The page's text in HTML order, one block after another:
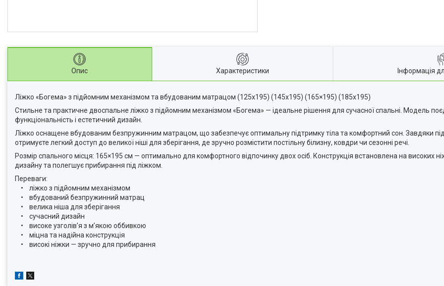
Опис Характеристики Інформація
Ліжко «Богема» з підйомним механізмом та вбудованим матрацом (125х195) (145х195) (165×195) (185х195)
Стильне та практичне двоспальне ліжко з підйомним механізмом «Богема» — ідеальне рішення для сучасної спальні. Модель
функціональність і естетичний дизайн.
Ліжко оснащене вбудованим безпружинним матрацом, що забезпечує оптимальну підтримку тіла та комфортний сон. Завдяки
отримуєте легкий доступ до великої ніші для зберігання, де зручно розмістити постільну білизну, ковдри чи сезонні речі.
Розмір спального місця: 165×195 см — оптимально для комфортного відпочинку двох осіб. Конструкція встановлена на високих
дизайну та полегшує прибирання під ліжком.
Переваги:
• ліжко з підйомним механізмом
• вбудований безпружинний матрац
• велика ніша для зберігання
• сучасний дизайн
• високе узголів’я з м’якою оббивкою
• міцна та надійна конструкція
• високі ніжки — зручно для прибирання